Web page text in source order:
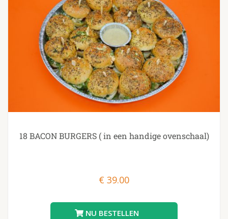
18 BACON BURGERS ( in een handige ovenschaal)
€ 39.00